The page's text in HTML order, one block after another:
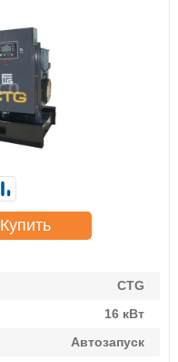
CTG
16 кВт
Автозапуск
Купить